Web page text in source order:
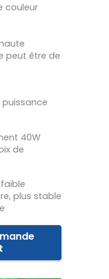
couleur
peut être de
40W
de
plus stable